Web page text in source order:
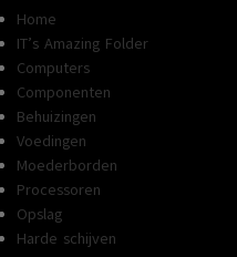
Home
IT’s Amazing Folder
Computers
Componenten
Behuizingen
Voedingen
Moederborden
Processoren
Opslag
Harde schijven